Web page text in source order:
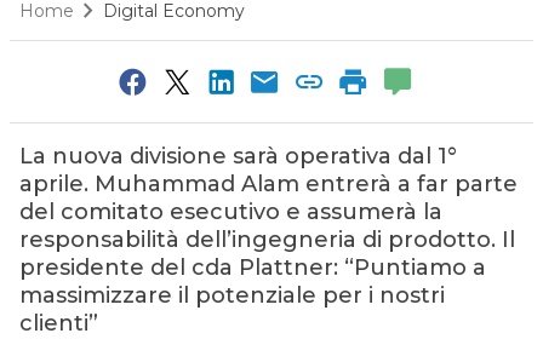
Home Digital Economy
La nuova divisione sarà operativa dal 1°
aprile. Muhammad Alam entrerà a far parte
del comitato esecutivo e assumerà la
responsabilità dell’ingegneria di prodotto. Il
presidente del cda Plattner: “Puntiamo a
massimizzare il potenziale per i nostri
clienti”